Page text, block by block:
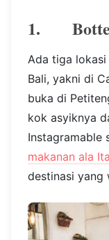
1.
Ada tiga
Bali, yakni di
buka di
kok asyiknya
Instagramable
makanan ala
destinasi yang